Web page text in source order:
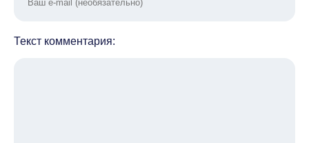
Текст комментария: